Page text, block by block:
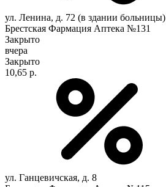
ул. Ленина, д. 72 (в здании больницы)
Брестская Фармация Аптека №131
Закрыто
вчера
Закрыто
10,65 р.
ул. Ганцевичская, д. 8